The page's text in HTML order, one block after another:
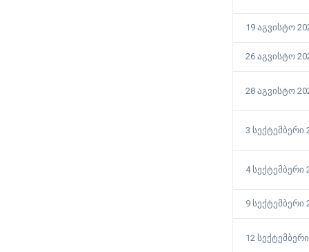
19 აგვისტო
26 აგვისტო
28 აგვისტო
3 სექტემბერი
4 სექტემბერი
9 სექტემბერი
12